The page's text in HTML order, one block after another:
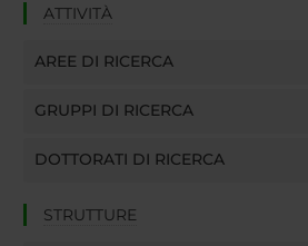
ATTIVITÀ
AREE DI RICERCA
GRUPPI DI RICERCA
DOTTORATI DI RICERCA
STRUTTURE